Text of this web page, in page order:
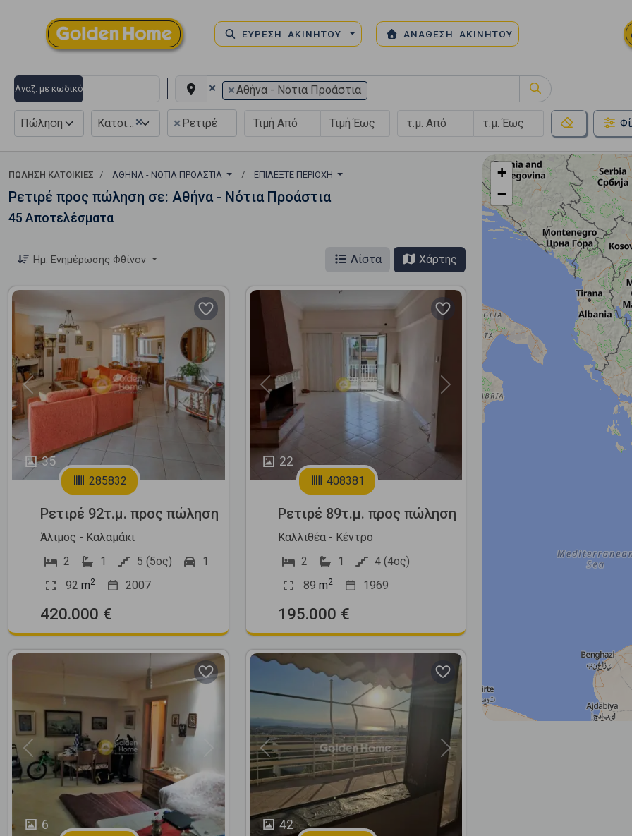
ΕΥΡΕΣΗ ΑΚΙΝΗΤΟΥ ΑΝΑΘΕΣΗ ΑΚΙΝΗΤΟΥ
Αναζ. με κωδικό × ×Αθήνα - Νότια Προάστια
Πώληση ×
Κατοικία × Ρετιρέ
ΠΏΛΗΣΗ ΚΑΤΟΙΚΊΕΣ ΑΘΉΝΑ - ΝΌΤΙΑ ΠΡΟΆΣΤΙΑ ΕΠΙΛΈΞΤΕ ΠΕΡΙΟΧΉ
Ρετιρέ προς πώληση σε: Αθήνα - Νότια Προάστια
45 Αποτελέσματα
Ημ. Ενημέρωσης Φθίνον Λίστα Χάρτης
35
Previous Next
285832
Ρετιρέ 92τ.μ. προς πώληση
Άλιμος - Καλαμάκι
2
1 5 (5ος)
1
92 m2 2007
420.000 €
22
Previous Next
408381
Ρετιρέ 89τ.μ. προς πώληση
Καλλιθέα - Κέντρο
2
1
4 (4ος)
89 m2 1969
195.000 €
6
Previous
42
Previous Next
+
−